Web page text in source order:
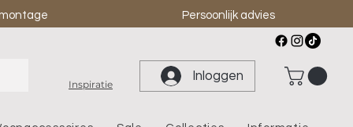
Persoonlijk advies
Inspiratie
Inloggen